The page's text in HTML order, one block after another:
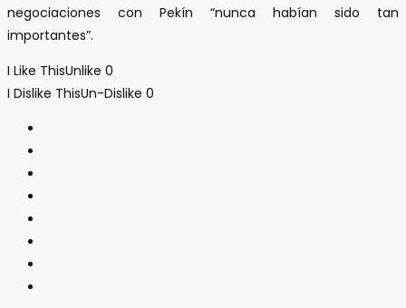
negociaciones con Pekín “nunca habían sido tan
importantes”.
I Like ThisUnlike 0
I Dislike ThisUn-Dislike 0